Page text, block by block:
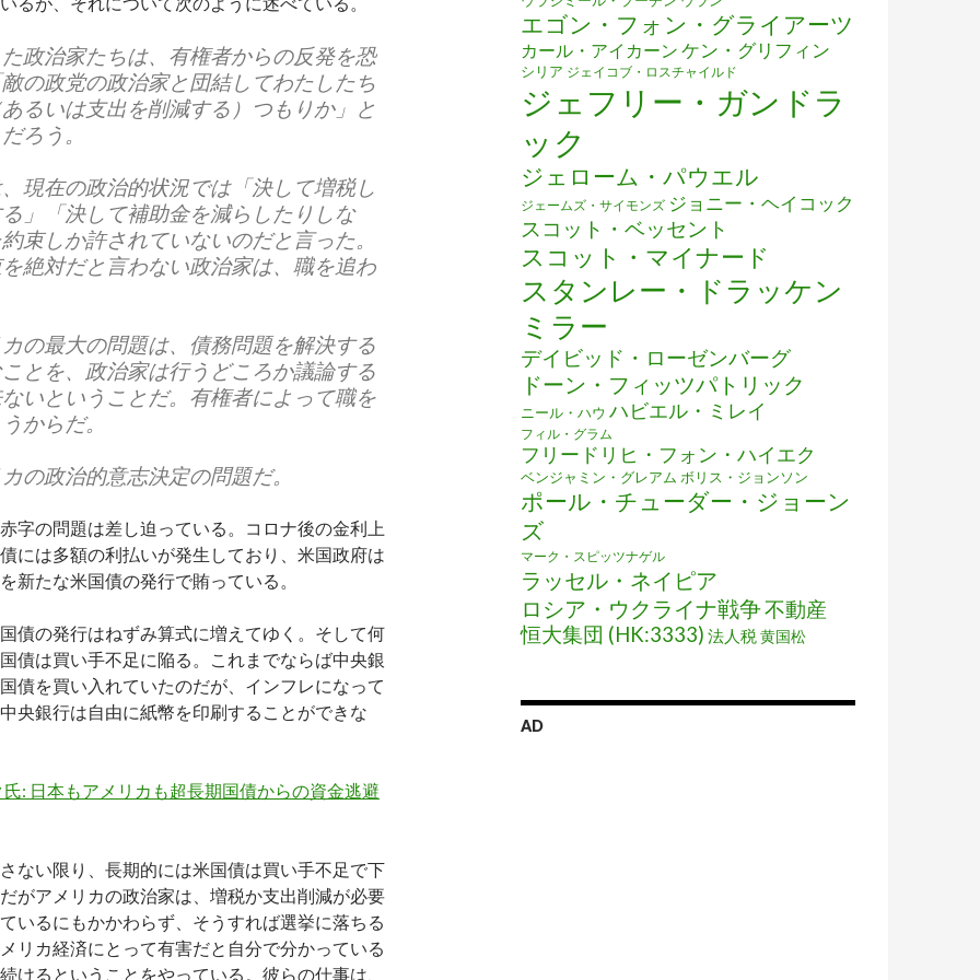
政治家たちは、有権者からの反発を恐
の政党の政治家と団結してわたしたち
るいは支出を削減する）つもりか」と
ろう。
現在の政治的状況では「決して増税し
」「決して補助金を減らしたりしな
束しか許されていないのだと言った。
絶対だと言わない政治家は、職を追わ
の最大の問題は、債務問題を解決する
とを、政治家は行うどころか議論する
いということだ。有権者によって職を
からだ。
の政治的意志決定の問題だ。
字の問題は差し迫っている。コロナ後の金利上
には多額の利払いが発生しており、米国政府は
新たな米国債の発行で賄っている。
債の発行はねずみ算式に増えてゆく。そして何
債は買い手不足に陥る。これまでならば中央銀
債を買い入れていたのだが、インフレになって
央銀行は自由に紙幣を印刷することができな
: 日本もアメリカも超長期国債からの資金逃避
ない限り、長期的には米国債は買い手不足で下
がアメリカの政治家は、増税か支出削減が必要
いるにもかかわらず、そうすれば選挙に落ちる
リカ経済にとって有害だと自分で分かっている
けるということをやっている。彼らの仕事は、
エゴン・フォン・グライアーツ
カール・アイカーン ケン・グリフィン
シリア ジェイコブ・ロスチャイルド
ジェフリー・ガンドラ
ック
ジェローム・パウエル
ジェームズ・サイモンズ ジョニー・ヘイコック
スコット・ベッセント
スコット・マイナード
スタンレー・ドラッケン
ミラー
デイビッド・ローゼンバーグ
ドーン・フィッツパトリック
ニール・ハウ ハビエル・ミレイ
フィル・グラム
フリードリヒ・フォン・ハイエク
ベンジャミン・グレアム ボリス・ジョンソン
ポール・チューダー・ジョーン
ズ
マーク・スピッツナゲル
ラッセル・ネイピア
ロシア・ウクライナ戦争不動産
恒大集団 (HK:3333) 法人税黄国松
AD